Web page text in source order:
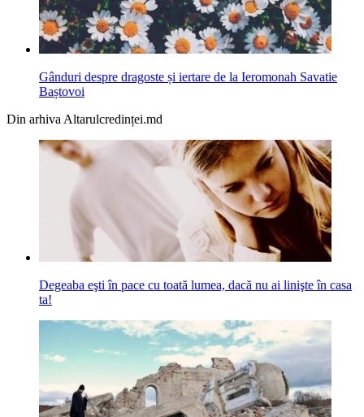
Gânduri despre dragoste și iertare de la Ieromonah Savatie
Baștovoi
Din arhiva Altarulcredinței.md
Degeaba eşti în pace cu toată lumea, dacă nu ai linişte în casa
ta!